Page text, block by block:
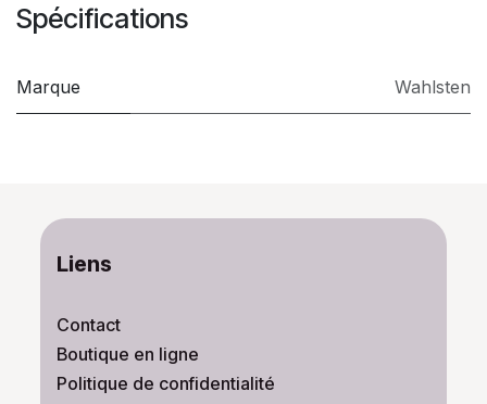
Spécifications
Marque Wahlsten
Liens
Contact
Boutique en ligne
Politique de confidentialité